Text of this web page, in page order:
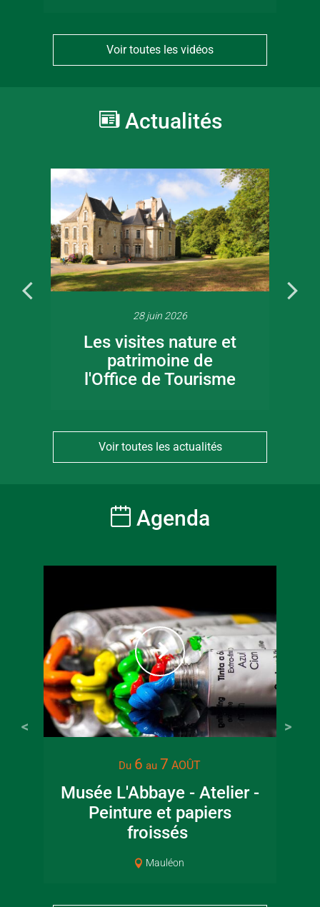
Voir toutes les vidéos
Actualités
28 juin 2026
Les visites nature et
patrimoine de
l'Office de Tourisme
Voir toutes les actualités
Agenda
Du 6 au 7 AOÛT
Musée L'Abbaye - Atelier -
Peinture et papiers
froissés
Mauléon